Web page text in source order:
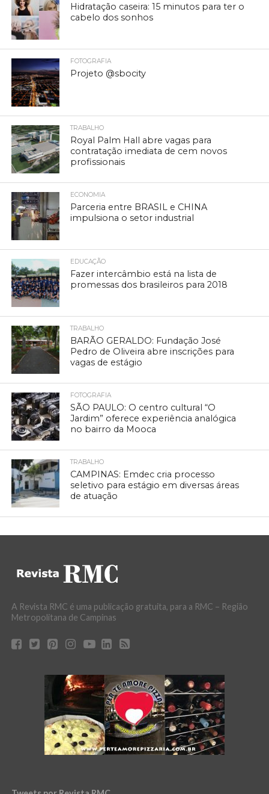
Hidratação caseira: 15 minutos para ter o
cabelo dos sonhos
FOTOGRAFIA
Projeto @sbocity
TRABALHO
Royal Palm Hall abre vagas para
contratação imediata de cem novos
profissionais
ECONOMIA
Parceria entre BRASIL e CHINA
impulsiona o setor industrial
EDUCAÇÃO
Fazer intercâmbio está na lista de
promessas dos brasileiros para 2018
TRABALHO
BARÃO GERALDO: Fundação José
Pedro de Oliveira abre inscrições para
vagas de estágio
FOTOGRAFIA
SÃO PAULO: O centro cultural “O
Jardim” oferece experiência analógica
no bairro da Mooca
TRABALHO
CAMPINAS: Emdec cria processo
seletivo para estágio em diversas áreas
de atuação
A Revista RMC é uma publicação gratuita, para a RMC – Região
Metropolitana de Campinas